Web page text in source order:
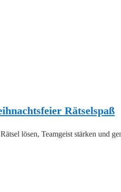
Rätselspaß
lösen, Teamgeist stärken und